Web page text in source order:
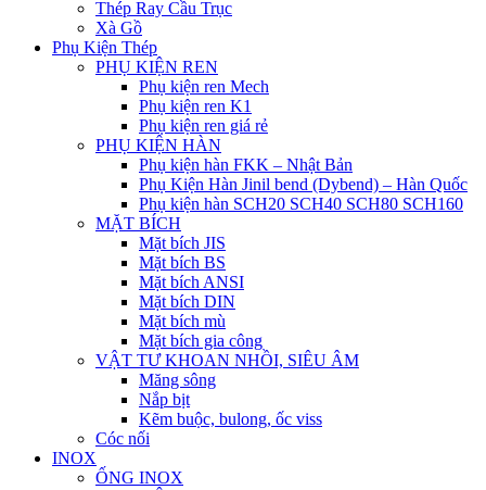
Thép Ray Cầu Trục
Xà Gồ
Phụ Kiện Thép
PHỤ KIỆN REN
Phụ kiện ren Mech
Phụ kiện ren K1
Phụ kiện ren giá rẻ
PHỤ KIỆN HÀN
Phụ kiện hàn FKK – Nhật Bản
Phụ Kiện Hàn Jinil bend (Dybend) – Hàn Quốc
Phụ kiện hàn SCH20 SCH40 SCH80 SCH160
MẶT BÍCH
Mặt bích JIS
Mặt bích BS
Mặt bích ANSI
Mặt bích DIN
Mặt bích mù
Mặt bích gia công
VẬT TƯ KHOAN NHỒI, SIÊU ÂM
Măng sông
Nắp bịt
Kẽm buộc, bulong, ốc viss
Cóc nối
INOX
ỐNG INOX